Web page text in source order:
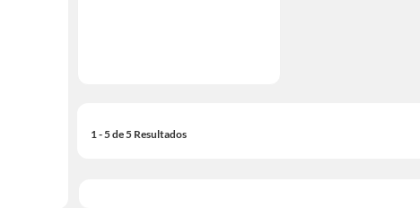
1 - 5 de 5 Resultados